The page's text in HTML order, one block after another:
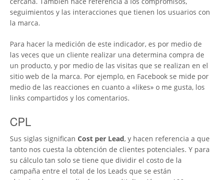
seguimientos y las interacciones que tienen los usuarios con
la marca.
Para hacer la medición de este indicador, es por medio de
las veces que un cliente realizar una determina compra de
un producto, y por medio de las visitas que se realizan en el
sitio web de la marca. Por ejemplo, en Facebook se mide por
medio de las reacciones en cuanto a «likes» o me gusta, los
links compartidos y los comentarios.
CPL
Sus siglas significan Cost per Lead, y hacen referencia a que
tanto nos cuesta la obtención de clientes potenciales. Y para
su cálculo tan solo se tiene que dividir el costo de la
campaña entre el total de los Leads que se están